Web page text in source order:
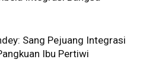
Sang Pejuang Integrasi
Ibu Pertiwi